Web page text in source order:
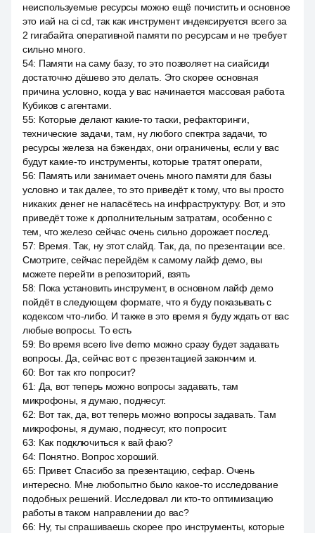
неиспользуемые ресурсы можно ещё почистить и основное
это иай на ci cd, так как инструмент индексируется всего за
2 гигабайта оперативной памяти по ресурсам и не требует
сильно много.
54: Памяти на саму базу, то это позволяет на сиайсиди
достаточно дёшево это делать. Это скорее основная
причина условно, когда у вас начинается массовая работа
Кубиков с агентами.
55: Которые делают какие-то таски, рефакторинги,
технические задачи, там, ну любого спектра задачи, то
ресурсы железа на бэкендах, они ограничены, если у вас
будут какие-то инструменты, которые тратят операти,
56: Память или занимает очень много памяти для базы
условно и так далее, то это приведёт к тому, что вы просто
никаких денег не напасётесь на инфраструктуру. Вот, и это
приведёт тоже к дополнительным затратам, особенно с
тем, что железо сейчас очень сильно дорожает послед.
57: Время. Так, ну этот слайд. Так, да, по презентации все.
Смотрите, сейчас перейдём к самому лайф демо, вы
можете перейти в репозиторий, взять
58: Пока установить инструмент, в основном лайф демо
пойдёт в следующем формате, что я буду показывать с
кодексом что-либо. И также в это время я буду ждать от вас
любые вопросы. То есть
59: Во время всего live demo можно сразу будет задавать
вопросы. Да, сейчас вот с презентацией закончим и.
60: Вот так кто попросит?
61: Да, вот теперь можно вопросы задавать, там
микрофоны, я думаю, поднесут.
62: Вот так, да, вот теперь можно вопросы задавать. Там
микрофоны, я думаю, поднесут, кто попросит.
63: Как подключиться к вай фаю?
64: Понятно. Вопрос хороший.
65: Привет. Спасибо за презентацию, сефар. Очень
интересно. Мне любопытно было какое-то исследование
подобных решений. Исследовал ли кто-то оптимизацию
работы в таком направлении до вас?
66: Ну, ты спрашиваешь скорее про инструменты, которые